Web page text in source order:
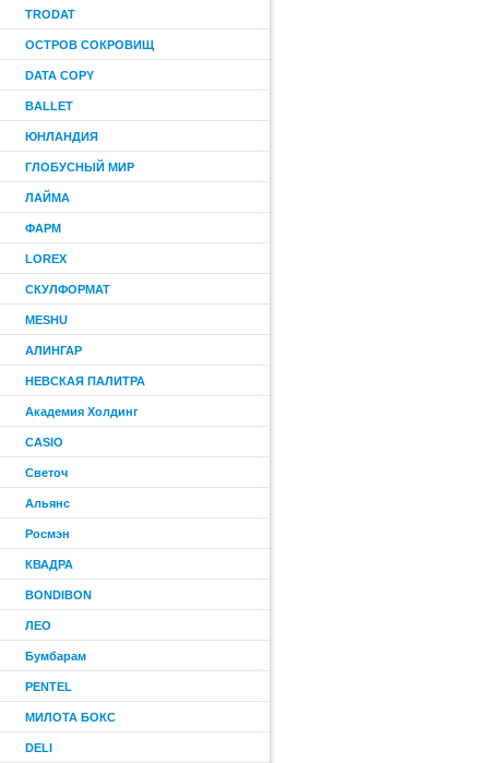
TRODAT
ОСТРОВ СОКРОВИЩ
DATA COPY
BALLET
ЮНЛАНДИЯ
ГЛОБУСНЫЙ МИР
ЛАЙМА
ФАРМ
LOREX
СКУЛФОРМАТ
MESHU
АЛИНГАР
НЕВСКАЯ ПАЛИТРА
Академия Холдинг
CASIO
Светоч
Альянс
Росмэн
КВАДРА
BONDIBON
ЛЕО
Бумбарам
PENTEL
МИЛОТА БОКС
DELI